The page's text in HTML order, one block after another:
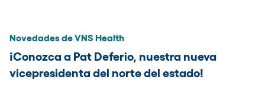
Novedades de VNS Health
¡Conozca a Pat Deferio, nuestra nueva
vicepresidenta del norte del estado!